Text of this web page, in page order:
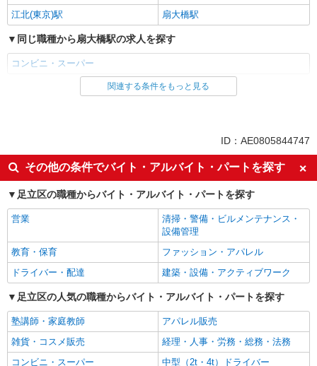
江北(東京)駅
扇大橋駅
同じ職種から扇大橋駅の求人を探す
コンビニ・スーパー
同じ雇用形態から扇大橋駅の求人を探す
未経験歓迎
高校生OK
フリーター歓迎
ミドル（40代～）活躍中
エルダー（50代～）活躍中
シニア（60代～）活躍中
ボーナス・賞与あり
昇給あり
週2～3日勤務OK
扶養内勤務OK
交通費支給
販売・接客サービス
コンビニ・スーパー
同じ特徴から求人を探す
関連する条件をもっと見る
ID：AE0805844747
その他の条件でバイト・アルバイト・パートを探す
足立区の職種からバイト・アルバイト・パートを探す
営業
清掃・警備・ビルメンテナンス・
設備管理
教育・保育
ファッション・アパレル
ドライバー・配達
建築・設備・アクティブワーク
足立区の人気の職種からバイト・アルバイト・パートを探す
塾講師・家庭教師
アパレル販売
雑貨・コスメ販売
経理・人事・労務・総務・法務
コンビニ・スーパー
中型（2t・4t）ドライバー